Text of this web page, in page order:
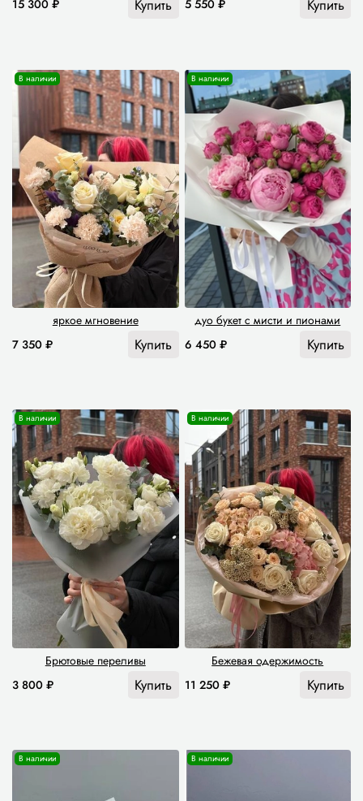
15 300 ₽
Купить
5 550 ₽
Купить
В наличии
яркое мгновение
7 350 ₽
Купить
В наличии
дуо букет с мисти и пионами
6 450 ₽
Купить
В наличии
Брютовые переливы
3 800 ₽
Купить
В наличии
Бежевая одержимость
11 250 ₽
Купить
В наличии В наличии